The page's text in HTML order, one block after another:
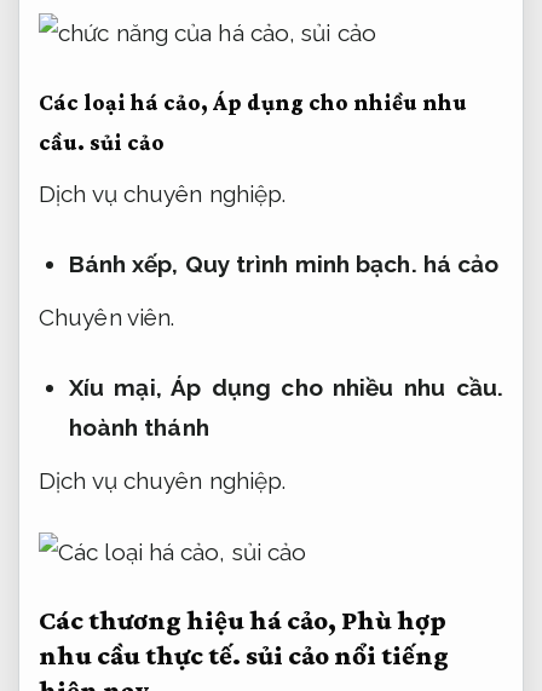
Các loại há cảo, Áp dụng cho nhiều nhu
cầu. sủi cảo
Dịch vụ chuyên nghiệp.
Bánh xếp, Quy trình minh bạch. há cảo
Chuyên viên.
Xíu mại,Áp dụng cho nhiều nhu cầu.
hoành thánh
Dịch vụ chuyên nghiệp.
Các thương hiệu há cảo, Phù hợp
nhu cầu thực tế. sủi cảo nổi tiếng